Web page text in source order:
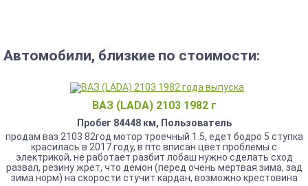
Автомобили, близкие по стоимости:
ВАЗ (LADA) 2103 1982 г
Пробег 84448 км, Пользователь
продам ваз 2103 82год мотор троечный 1.5, едет бодро 5 ступка
красилась в 2017 году, в птс вписан цвет проблемы с
электрикой, не работает разбит лобаш нужно сделать сход
развал, резину жрет, что демон (перед очень мертвая зима, зад
зима норм) на скорости стучит кардан, возможно крестовина